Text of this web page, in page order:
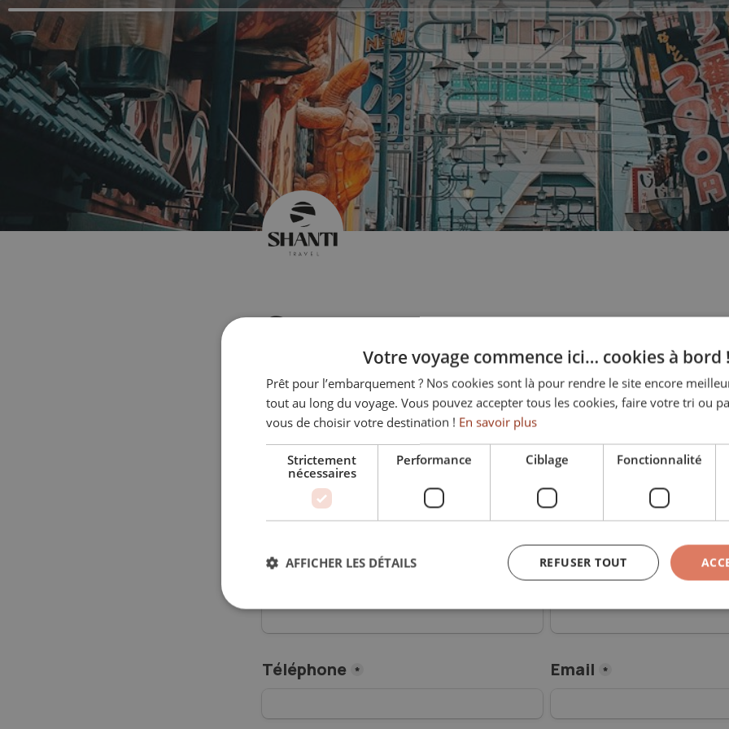
Objet de votre demande *
Nom de l'entreprise *
Nom *
Téléphone * Email *
Votre voyage commence ici… cookies à bord
Prêt pour l’embarquement ? Nos cookies sont là pour rendre le site encore
tout au long du voyage. Vous pouvez accepter tous les cookies, faire votre tri ou
vous de choisir votre destination ! En savoir plus
Strictement
nécessaires
Performance Ciblage Fonctionnalité
REFUSER TOUT
AFFICHER LES DÉTAILS